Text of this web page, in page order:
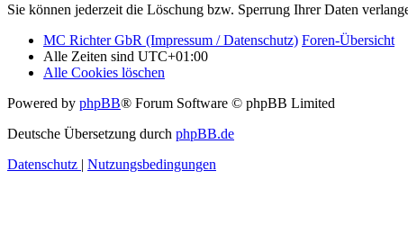
Sie können jederzeit die Löschung bzw. Sperrung Ihrer Daten
MC Richter GbR (Impressum / Datenschutz) Foren-Übersicht
Alle Zeiten sind UTC+01:00
Alle Cookies löschen
Powered by phpBB® Forum Software © phpBB Limited
Deutsche Übersetzung durch phpBB.de
Datenschutz | Nutzungsbedingungen